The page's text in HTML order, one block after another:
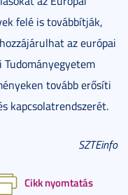
felé is továbbítják,
az európai
Tudományegyetem
tovább erősíti
kapcsolatrendszerét.
SZTEinfo
Cikk nyomtatás